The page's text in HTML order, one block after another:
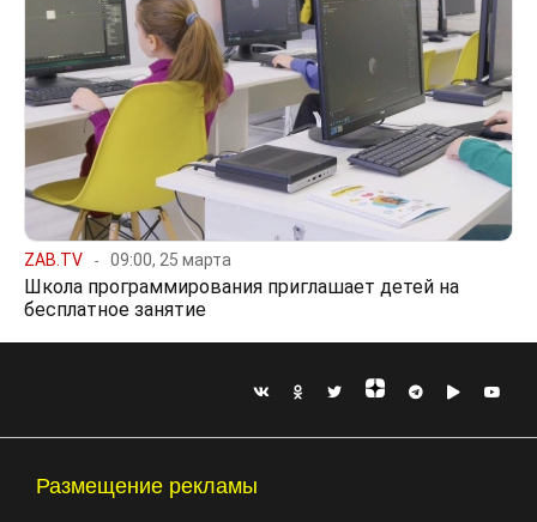
ZAB.TV 09:00, 25 марта
Школа программирования приглашает детей на
бесплатное занятие
Размещение рекламы